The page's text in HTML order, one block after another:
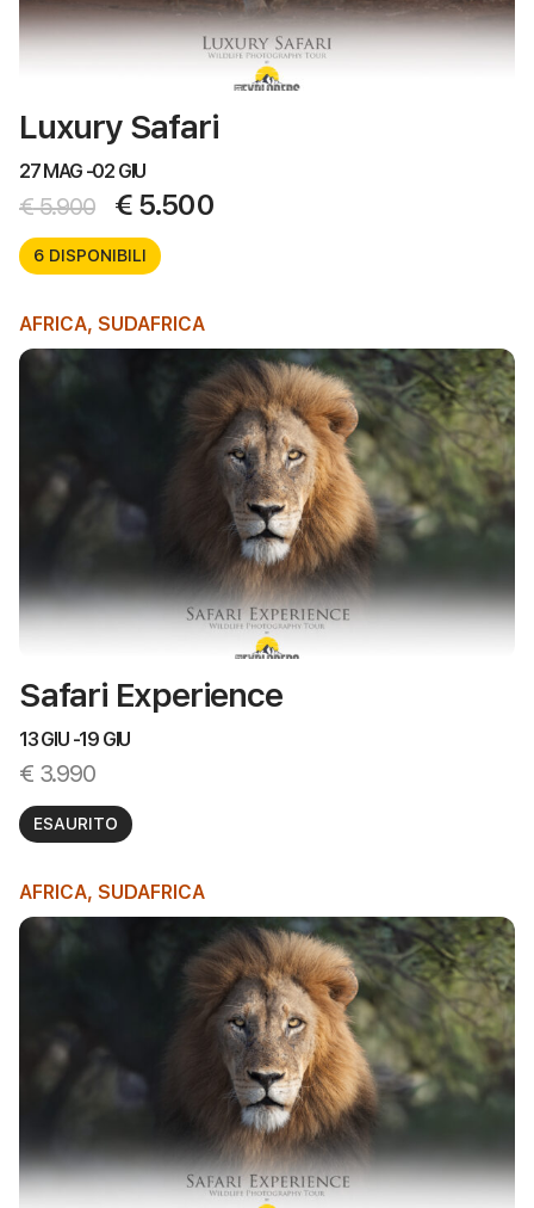
Luxury Safari
27 MAG -02 GIU
€5.900 € 5.500
6 DISPONIBILI
AFRICA, SUDAFRICA
Safari Experience
13 GIU -19 GIU
€3.990
ESAURITO
AFRICA, SUDAFRICA